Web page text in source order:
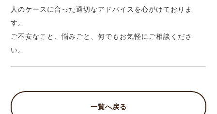
人のケースに合った適切なアドバイスを心がけておりま
す。
ご不安なこと、悩みごと、何でもお気軽にご相談くださ
い。
一覧へ戻る